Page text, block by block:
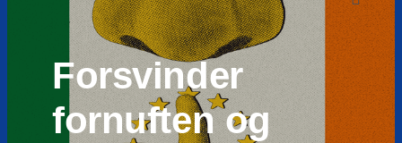
Toggle
Forsvinder
fornuften og